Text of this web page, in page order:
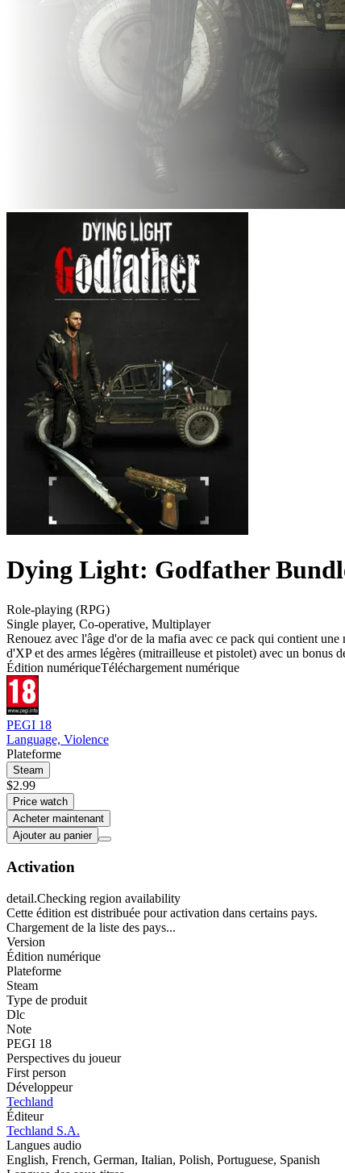
Dying Light: Godfather
Role-playing (RPG)
Single player, Co-operative, Multiplayer
Renouez avec l'âge d'or de la mafia avec ce pack qui contient
d'XP et des armes légères (mitrailleuse et pistolet) avec un bonus
Édition numériqueTéléchargement numérique
PEGI 18
Language, Violence
Plateforme
Steam
$2.99
Price watch
Acheter maintenant
Ajouter au panier
Activation
detail.Checking region availability
Cette édition est distribuée pour activation dans certains pays.
Chargement de la liste des pays...
Version
Édition numérique
Plateforme
Steam
Type de produit
Dlc
Note
PEGI 18
Perspectives du joueur
First person
Développeur
Techland
Éditeur
Techland S.A.
Langues audio
English, French, German, Italian, Polish, Portuguese, Spanish